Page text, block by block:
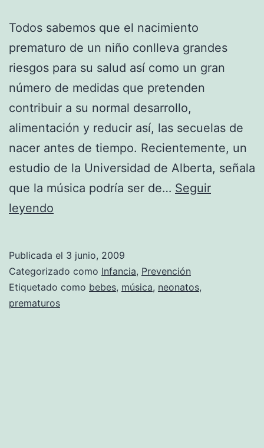
Todos sabemos que el nacimiento
prematuro de un niño conlleva grandes
riesgos para su salud así como un gran
número de medidas que pretenden
contribuir a su normal desarrollo,
alimentación y reducir así, las secuelas de
nacer antes de tiempo. Recientemente, un
estudio de la Universidad de Alberta, señala
que la música podría ser de… Seguir
leyendo
a
los
bebés
Publicada el 3 junio, 2009
Categorizado como Infancia, Prevención
Etiquetado como bebes, música, neonatos,
prematuros